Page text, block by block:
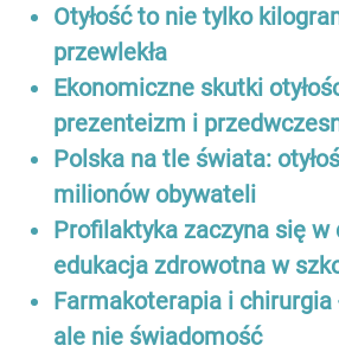
Otyłość to nie tylko
przewlekła
Ekonomiczne skutki
prezenteizm i
Polska na tle świata:
milionów obywateli
Profilaktyka zaczyna się
edukacja zdrowotna w
Farmakoterapia i chirurgia
ale nie świadomość